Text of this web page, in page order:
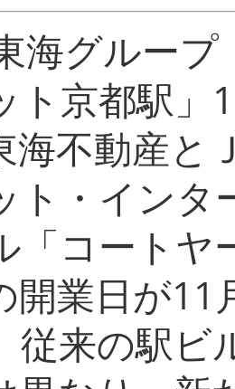
海グルー
ト京都駅」
不動産と
ト・インタ
「コートヤ
開業日が11
従来の駅ビ